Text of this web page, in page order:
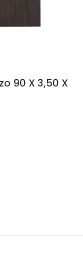
90 X 3,50 X